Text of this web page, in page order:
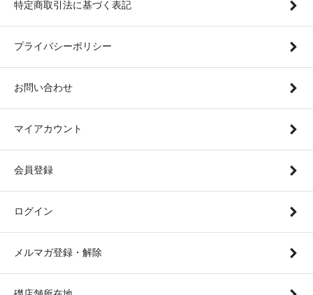
特定商取引法に基づく表記
プライバシーポリシー
お問い合わせ
マイアカウント
会員登録
ログイン
メルマガ登録・解除